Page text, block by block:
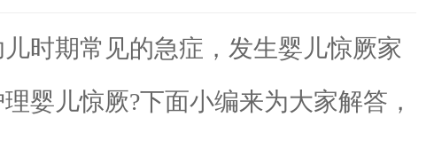
时期常见的急症，发生婴儿惊厥家
婴儿惊厥?下面小编来为大家解答，